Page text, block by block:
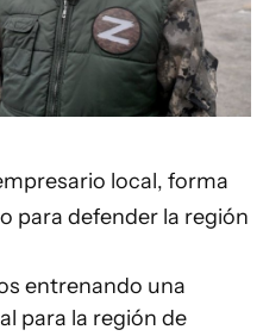
local, forma
para defender la región
entrenando una
para la región de